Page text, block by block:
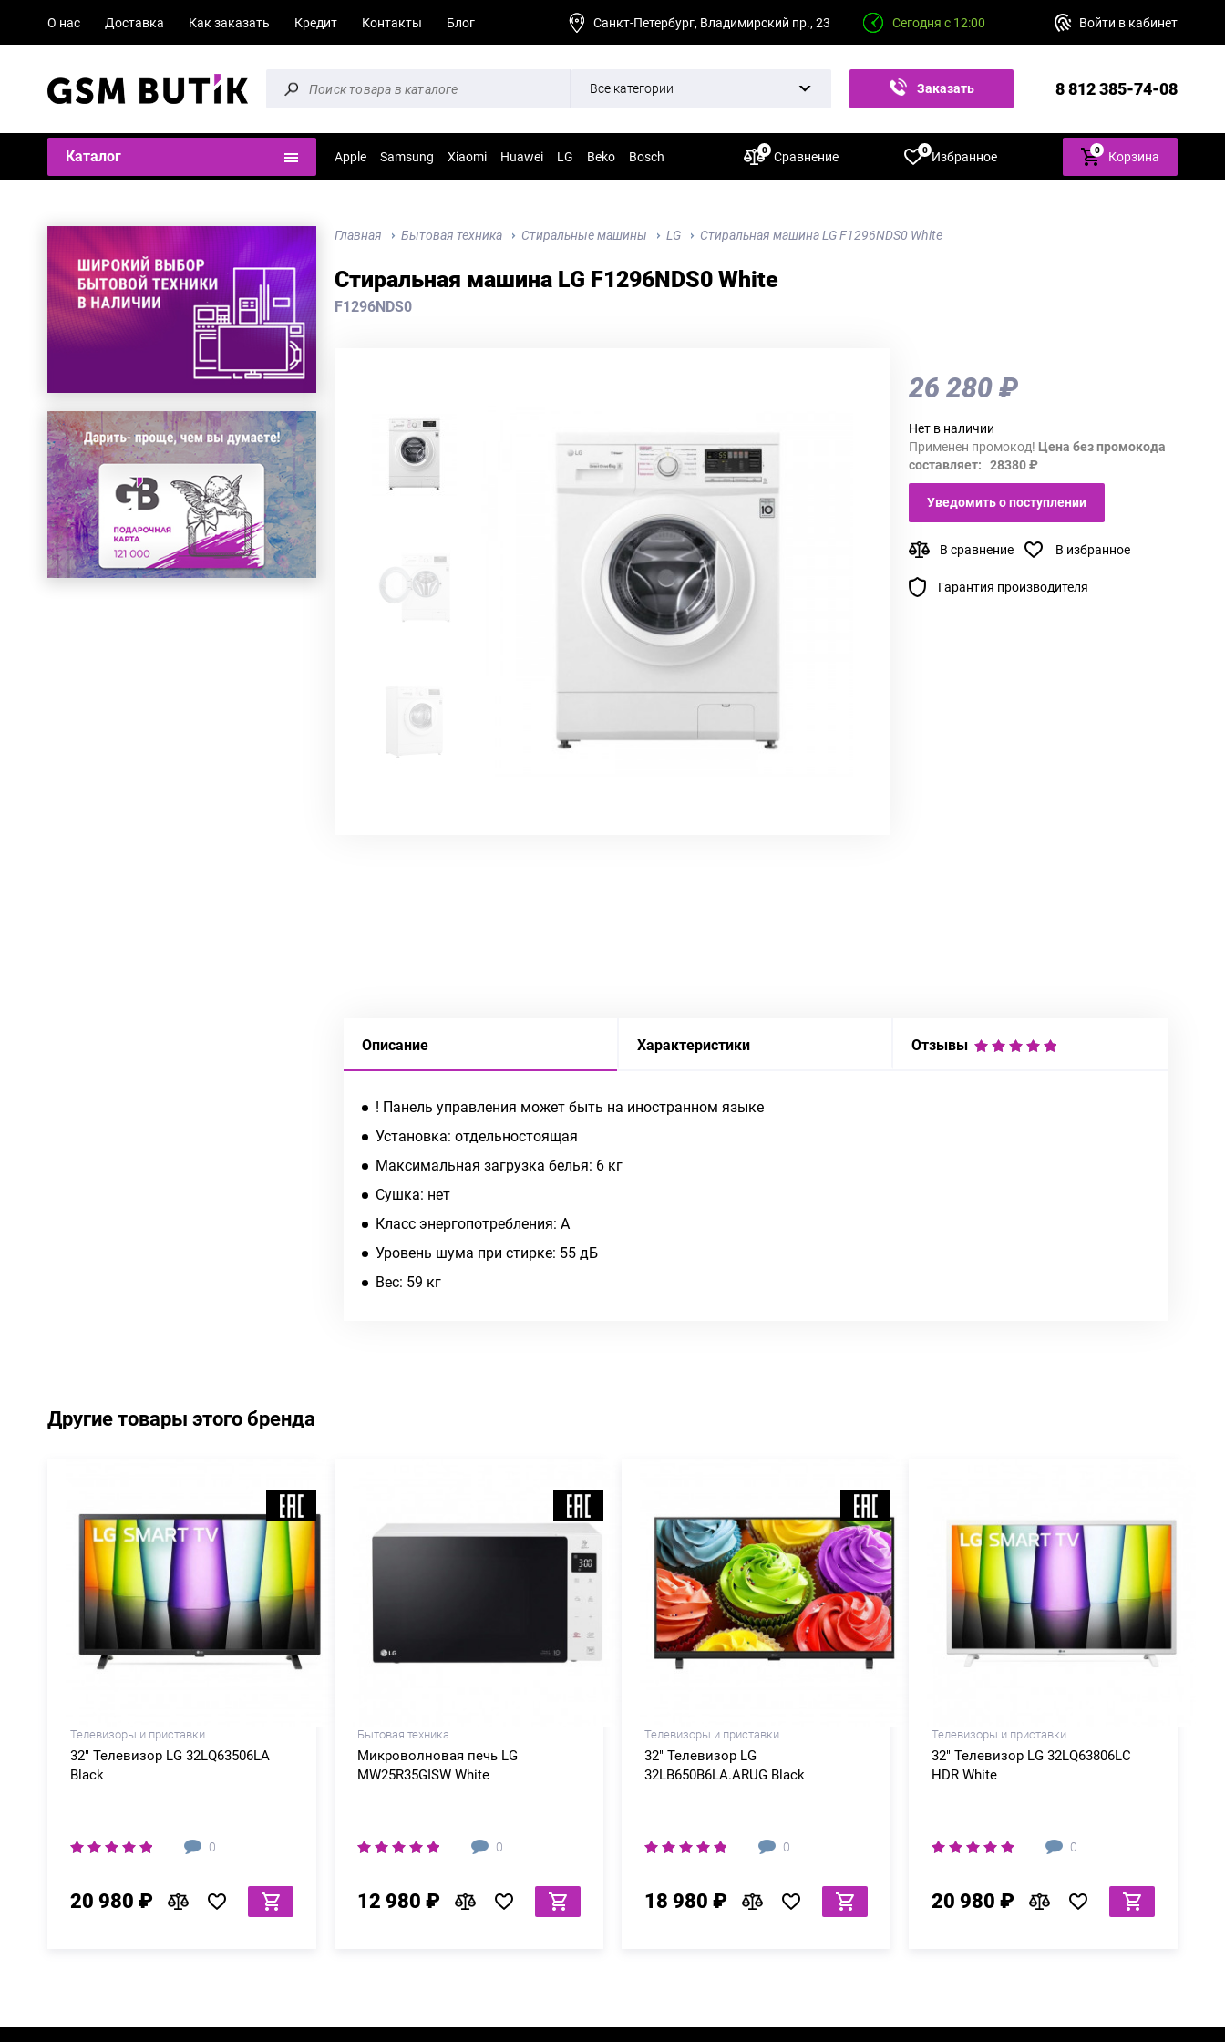
О нас Доставка Как заказать Кредит Контакты Блог Санкт-Петербург, Владимирский пр., 23 Сегодня с 12:00 Войти в кабинет
Все категории Заказать 8 812 385-74-08
Каталог Apple Samsung Xiaomi Huawei LG Beko Bosch Сравнение
0 Избранное
0 0 Корзина
Главная Бытовая техника Стиральные машины LG Стиральная машина LG F1296NDS0 White
Стиральная машина LG F1296NDS0 White
F1296NDS0
26 280 ₽
Нет в наличии
Применен промокод! Цена без промокода
составляет: 28380 ₽
Уведомить о поступлении
В сравнение В избранное
Гарантия производителя
Описание Характеристики Отзывы
! Панель управления может быть на иностранном языке
Установка: отдельностоящая
Максимальная загрузка белья: 6 кг
Сушка: нет
Класс энергопотребления: A
Уровень шума при стирке: 55 дБ
Вес: 59 кг
Другие товары этого бренда
Телевизоры и приставки
32" Телевизор LG 32LQ63506LA
Black
0
20 980 ₽
Бытовая техника
Микроволновая печь LG
MW25R35GISW White
0
12 980 ₽
Телевизоры и приставки
32" Телевизор LG
32LB650B6LA.ARUG Black
0
18 980 ₽
Телевизоры и приставки
32" Телевизор LG 32LQ63806LC
HDR White
0
20 980 ₽